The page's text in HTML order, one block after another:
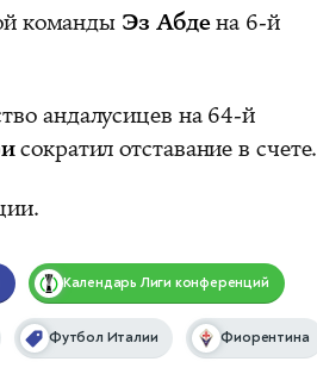
команды Эз Абдена 6-й
андалусицев на 64-й
сократил отставание в счете.
Календарь Лиги конференций
Футбол Италии Фиорентина